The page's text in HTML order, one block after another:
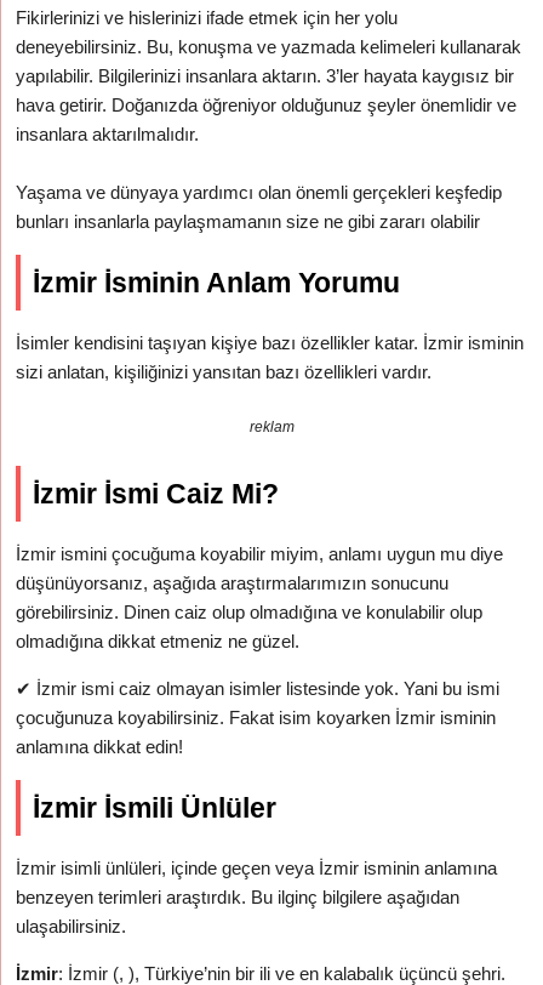
Fikirlerinizi ve hislerinizi ifade etmek için her yolu
deneyebilirsiniz. Bu, konuşma ve yazmada kelimeleri kullanarak
yapılabilir. Bilgilerinizi insanlara aktarın. 3’ler hayata kaygısız bir
hava getirir. Doğanızda öğreniyor olduğunuz şeyler önemlidir ve
insanlara aktarılmalıdır.
Yaşama ve dünyaya yardımcı olan önemli gerçekleri keşfedip
bunları insanlarla paylaşmamanın size ne gibi zararı olabilir
İzmir İsminin Anlam Yorumu
İsimler kendisini taşıyan kişiye bazı özellikler katar. İzmir isminin
sizi anlatan, kişiliğinizi yansıtan bazı özellikleri vardır.
reklam
İzmir İsmi Caiz Mi?
İzmir ismini çocuğuma koyabilir miyim, anlamı uygun mu diye
düşünüyorsanız, aşağıda araştırmalarımızın sonucunu
görebilirsiniz. Dinen caiz olup olmadığına ve konulabilir olup
olmadığına dikkat etmeniz ne güzel.
✔ İzmir ismi caiz olmayan isimler listesinde yok. Yani bu ismi
çocuğunuza koyabilirsiniz. Fakat isim koyarken İzmir isminin
anlamına dikkat edin!
İzmir İsmili Ünlüler
İzmir isimli ünlüleri, içinde geçen veya İzmir isminin anlamına
benzeyen terimleri araştırdık. Bu ilginç bilgilere aşağıdan
ulaşabilirsiniz.
İzmir: İzmir (, ), Türkiye’nin bir ili ve en kalabalık üçüncü şehri.